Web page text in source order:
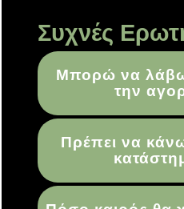
Συχνές
Μπορώ να λάβω
την
Πρέπει να